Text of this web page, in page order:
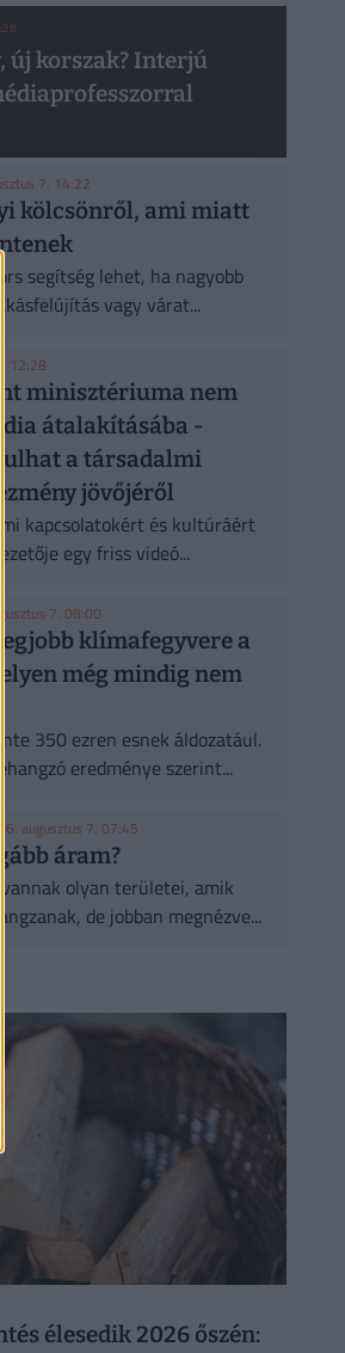
új korszak? Interjú
7. 14:22
kölcsönről, ami miatt
segítség lehet, ha nagyobb
vagy várat...
12:28
minisztériuma nem
átalakításába -
a társadalmi
jövőjéről
kapcsolatokért és kultúráért
egy friss videó...
7. 08:00
klímafegyvere a
még mindig nem
350 ezren esnek áldozatául.
eredménye szerint...
augusztus 7. 07:45
áram?
vannak olyan területei, amik
de jobban megnézve...
élesedik 2026 őszén: